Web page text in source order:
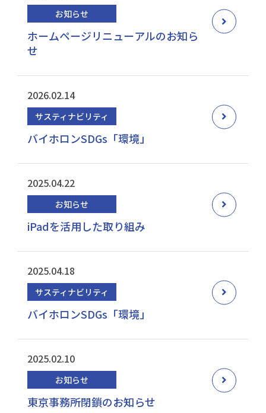
お知らせ
ホームページリニューアルのお知ら
せ
2026.02.14
サスティナビリティ
バイホロンSDGs「環境」
2025.04.22
お知らせ
iPadを活用した取り組み
2025.04.18
サスティナビリティ
バイホロンSDGs「環境」
2025.02.10
お知らせ
東京事務所閉鎖のお知らせ